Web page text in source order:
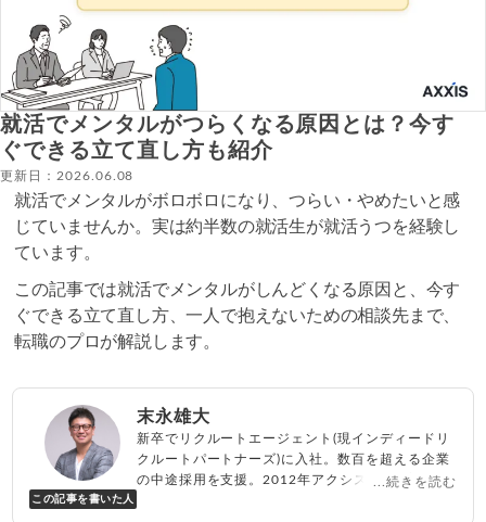
就活でメンタルがつらくなる原因とは？今す
ぐできる立て直し方も紹介
更新日：2026.06.08
就活でメンタルがボロボロになり、つらい・やめたいと感
じていませんか。実は約半数の就活生が就活うつを経験し
ています。
この記事では就活でメンタルがしんどくなる原因と、今す
ぐできる立て直し方、一人で抱えないための相談先まで、
転職のプロが解説します。
この記事を書いた人
末永雄大
新卒でリクルートエージェント(現インディードリ
クルートパートナーズ)に入社。数百を超える企業
の中途採用を支援。2012年アクシス(株)設立、代
...続きを読む